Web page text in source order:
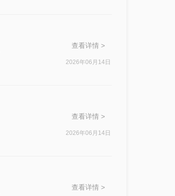
查看详情 >
2026年06月14日
查看详情 >
2026年06月14日
查看详情 >